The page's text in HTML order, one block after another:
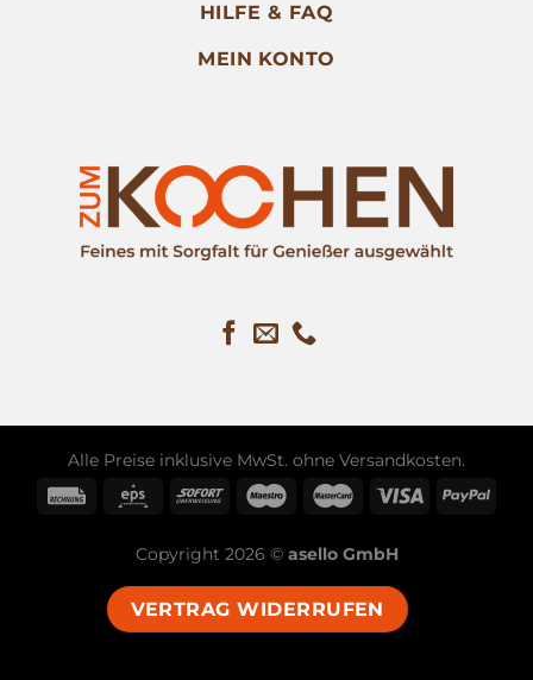
HILFE & FAQ
MEIN KONTO
Alle Preise inklusive MwSt. ohne Versandkosten.
Copyright 2026 © asello GmbH
VERTRAG WIDERRUFEN